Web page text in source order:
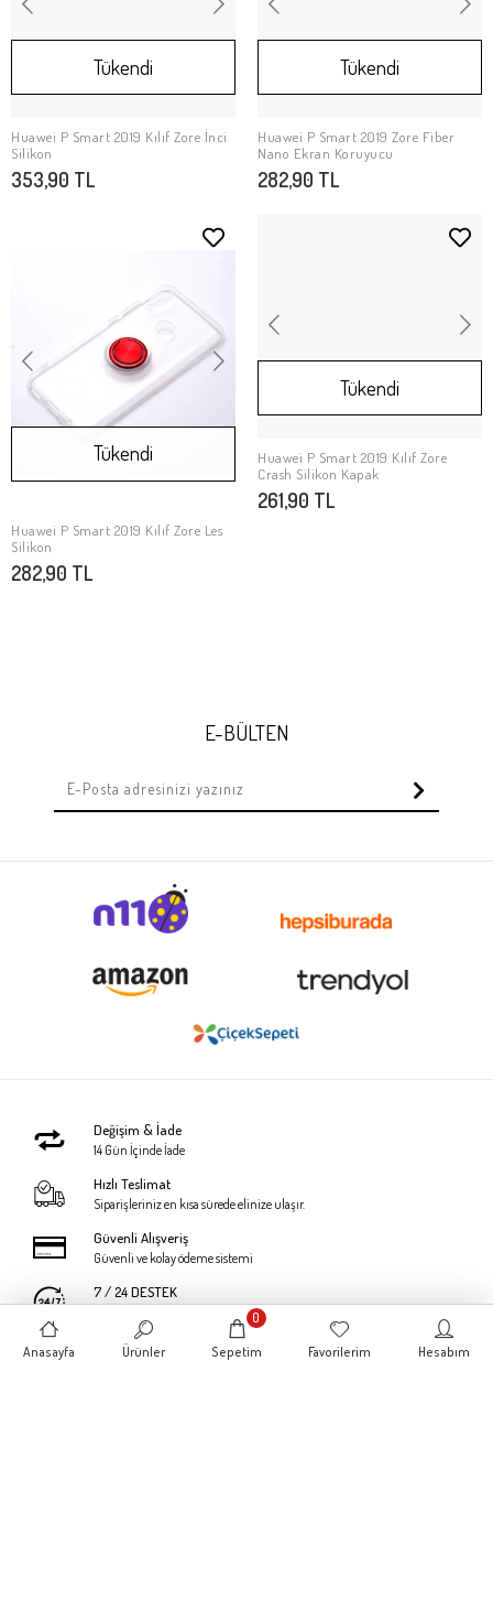
Stokta Yok
Tükendi
Huawei P Smart 2019 Kılıf Zore İnci
Silikon
353,90 TL
Stokta Yok
Tükendi
Huawei P Smart 2019 Zore Fiber
Nano Ekran Koruyucu
282,90 TL
Stokta Yok
Tükendi
Huawei P Smart 2019 Kılıf Zore Les
Silikon
282,90 TL
Stokta Yok
Tükendi
Huawei P Smart 2019 Kılıf Zore
Crash Silikon Kapak
261,90 TL
E-BÜLTEN
Değişim & İade
14 Gün İçinde İade
Hızlı Teslimat
Siparişleriniz en kısa sürede elinize ulaşır.
Güvenli Alışveriş
Güvenli ve kolay ödeme sistemi
7 / 24 DESTEK
Öneri ve şikayetlerinizi bize iletebilirsiniz.
Anasayfa Ürünler Sepetim
0
Favorilerim Hesabım